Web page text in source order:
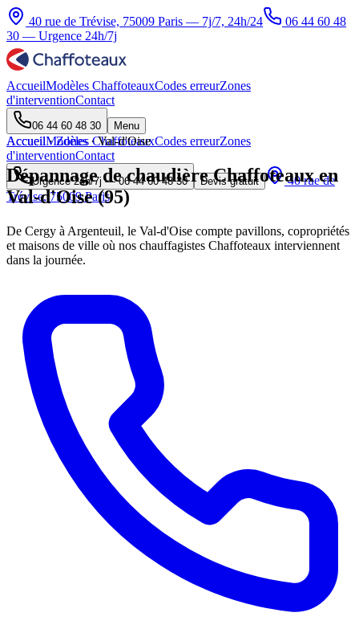
40 rue de Trévise, 75009 Paris — 7j/7, 24h/24
06 44 60 48
30 — Urgence 24h/7j
AccueilModèles ChaffoteauxCodes erreurZones
d'interventionContact
06 44 60 48 30 Menu
AccueilModèles ChaffoteauxCodes erreurZones
d'interventionContact
Urgence 24h/7j —06 44 60 48 30 Devis gratuit
40 rue de
Trévise, 75009 Paris
Accueil·Zones·Val-d'Oise
Dépannage de chaudière Chaffoteaux en
Val-d'Oise (95)
De Cergy à Argenteuil, le Val-d'Oise compte pavillons, copropriétés
et maisons de ville où nos chauffagistes Chaffoteaux interviennent
dans la journée.